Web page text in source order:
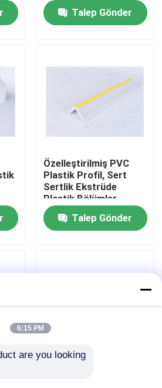
Talep Gönder
Özelleştirilmiş PVC
Plastik Profil, Sert
Sertlik Ekstrüde
Plastik Bölümler
Talep Gönder
6:15 PM
are you looking